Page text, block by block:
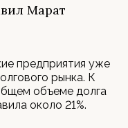
Марат
предприятия уже
рынка. К
объеме долга
около 21%.